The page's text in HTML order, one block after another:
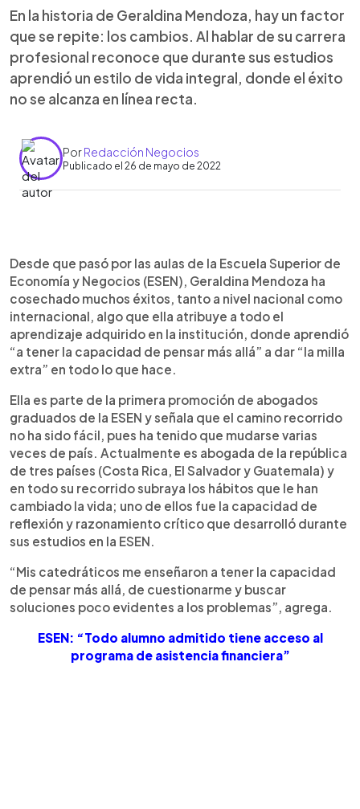
En la historia de Geraldina Mendoza, hay un factor
que se repite: los cambios. Al hablar de su carrera
profesional reconoce que durante sus estudios
aprendió un estilo de vida integral, donde el éxito
no se alcanza en línea recta.
PorRedacción Negocios
Publicado el 26 de mayo de 2022
Escuchar artículo
Desde que pasó por las aulas de la Escuela Superior de
Economía y Negocios (ESEN), Geraldina Mendoza ha
cosechado muchos éxitos, tanto a nivel nacional como
internacional, algo que ella atribuye a todo el
aprendizaje adquirido en la institución, donde aprendió
“a tener la capacidad de pensar más allá” a dar “la milla
extra” en todo lo que hace.
Ella es parte de la primera promoción de abogados
graduados de la ESEN y señala que el camino recorrido
no ha sido fácil, pues ha tenido que mudarse varias
veces de país. Actualmente es abogada de la república
de tres países (Costa Rica, El Salvador y Guatemala) y
en todo su recorrido subraya los hábitos que le han
cambiado la vida; uno de ellos fue la capacidad de
reflexión y razonamiento crítico que desarrolló durante
sus estudios en la ESEN.
“Mis catedráticos me enseñaron a tener la capacidad
de pensar más allá, de cuestionarme y buscar
soluciones poco evidentes a los problemas”, agrega.
ESEN: “Todo alumno admitido tiene acceso al
programa de asistencia financiera”